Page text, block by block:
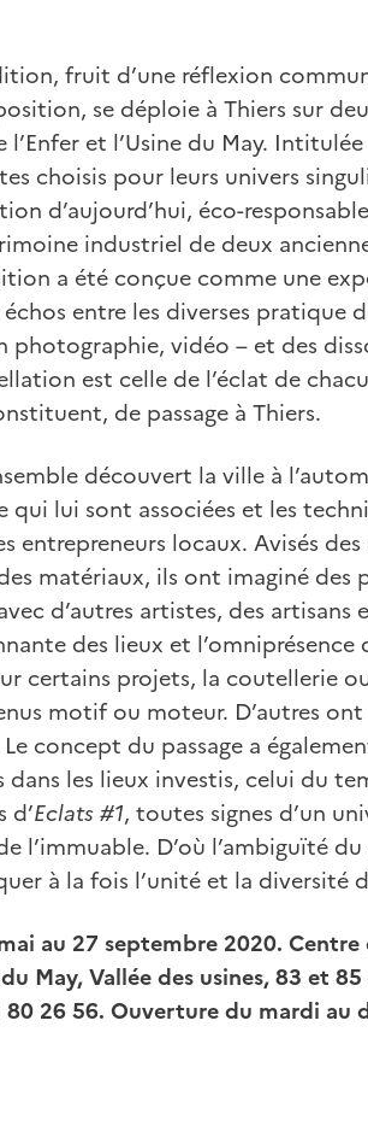
fruit d’une réflexion
se déploie à Thiers sur
l’Enfer et l’Usine du May. Intitulée
choisis pour leurs univers
d’aujourd’hui, éco-
industriel de deux
a été conçue comme une
entre les diverses pratique
photographie, vidéo – et des
est celle de l’éclat de
de passage à Thiers.
découvert la ville à
qui lui sont associées et les
entrepreneurs locaux. Avisés
matériaux, ils ont imaginé des
d’autres artistes, des
des lieux et
certains projets, la coutellerie
motif ou moteur. D’autres
concept du passage a
dans les lieux investis, celui du
d’Eclats #1, toutes signes d’un
l’immuable. D’où l’ambiguïté
à la fois l’unité et la diversité
au 27 septembre 2020.
May, Vallée des usines, 83 et
80 26 56. Ouverture du mardi au